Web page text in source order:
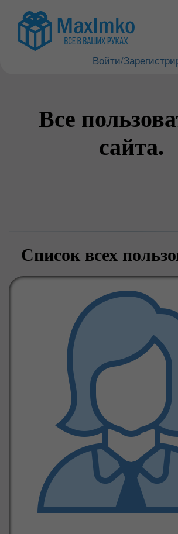
Войти/
Все
сайта.
Список всех